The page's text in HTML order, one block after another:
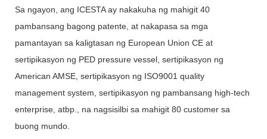
Sa ngayon, ang ICESTA ay nakakuha ng mahigit 40
pambansang bagong patente, at nakapasa sa mga
pamantayan sa kaligtasan ng European Union CE at
sertipikasyon ng PED pressure vessel, sertipikasyon ng
American AMSE, sertipikasyon ng ISO9001 quality
management system, sertipikasyon ng pambansang high-tech
enterprise, atbp., na nagsisilbi sa mahigit 80 customer sa
buong mundo.